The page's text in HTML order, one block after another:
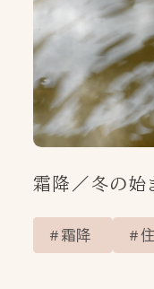
霜降／冬の始
霜降 住